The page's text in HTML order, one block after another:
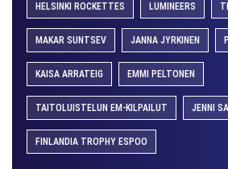
HELSINKI ROCKETTES LUMINEERS
MAKAR SUNTSEV JANNA JYRKINEN
KAISA ARRATEIG EMMI PELTONEN
TAITOLUISTELUN EM-KILPAILUT JENNI
FINLANDIA TROPHY ESPOO